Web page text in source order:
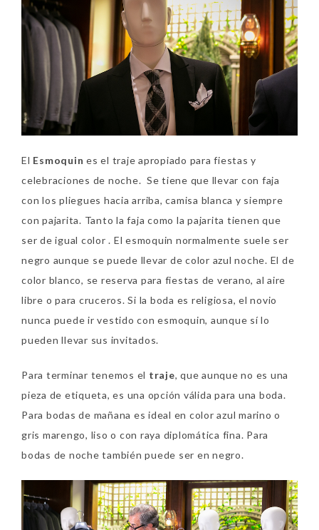
El Esmoquin es el traje apropiado para fiestas y
celebraciones de noche. Se tiene que llevar con faja
con los pliegues hacia arriba, camisa blanca y siempre
con pajarita. Tanto la faja como la pajarita tienen que
ser de igual color . El esmoquin normalmente suele ser
negro aunque se puede llevar de color azul noche. El de
color blanco, se reserva para fiestas de verano, al aire
libre o para cruceros. Si la boda es religiosa, el novio
nunca puede ir vestido con esmoquin, aunque sí lo
pueden llevar sus invitados.
Para terminar tenemos el traje, que aunque no es una
pieza de etiqueta, es una opción válida para una boda.
Para bodas de mañana es ideal en color azul marino o
gris marengo, liso o con raya diplomática fina. Para
bodas de noche también puede ser en negro.